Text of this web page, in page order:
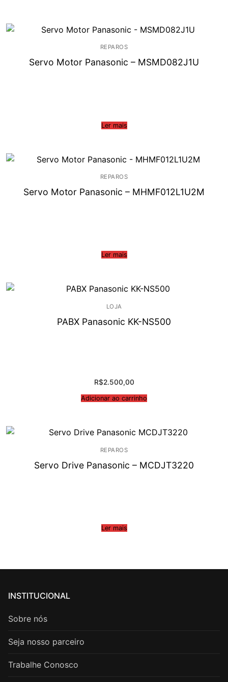
REPAROS
Servo Motor Panasonic – MSMD082J1U
Ler mais
REPAROS
Servo Motor Panasonic – MHMF012L1U2M
Ler mais
LOJA
PABX Panasonic KK-NS500
R$2.500,00
Adicionar ao carrinho
REPAROS
Servo Drive Panasonic – MCDJT3220
Ler mais
INSTITUCIONAL
Sobre nós
Seja nosso parceiro
Trabalhe Conosco